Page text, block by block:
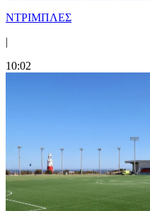
ΝΤΡΙΜΠΛΕΣ
|
10:02